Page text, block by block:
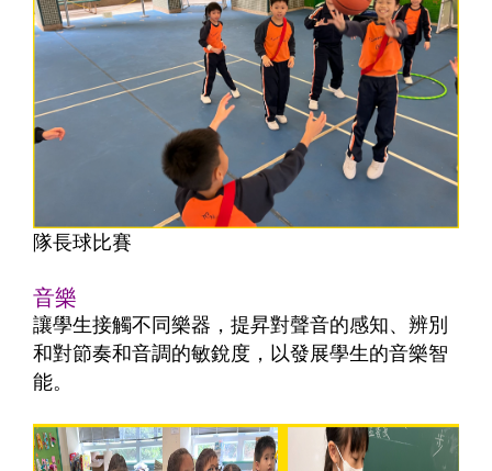
隊長球比賽
音樂
讓學生接觸不同樂器，提昇對聲音的感知、辨別
和對節奏和音調的敏銳度，以發展學生的音樂智
能。